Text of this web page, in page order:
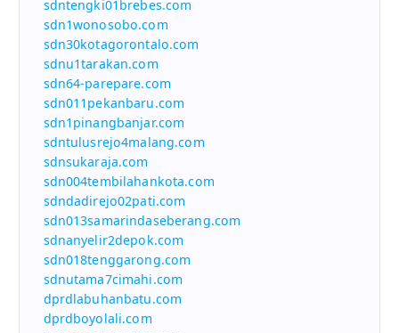
sdntengki01brebes.com
sdn1wonosobo.com
sdn30kotagorontalo.com
sdnu1tarakan.com
sdn64-parepare.com
sdn011pekanbaru.com
sdn1pinangbanjar.com
sdntulusrejo4malang.com
sdnsukaraja.com
sdn004tembilahankota.com
sdndadirejo02pati.com
sdn013samarindaseberang.com
sdnanyelir2depok.com
sdn018tenggarong.com
sdnutama7cimahi.com
dprdlabuhanbatu.com
dprdboyolali.com